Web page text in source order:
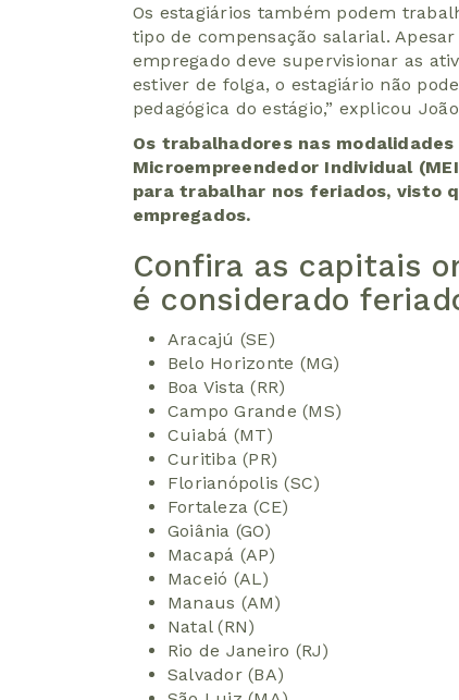
Os estagiários também podem
tipo de compensação salarial.
empregado deve supervisionar as
estiver de folga, o estagiário não
pedagógica do estágio,” explicou
Os trabalhadores nas
Microempreendedor Individual
para trabalhar nos feriados, visto
empregados.
Confira as capitais
é considerado
Aracajú (SE)
Belo Horizonte (MG)
Boa Vista (RR)
Campo Grande (MS)
Cuiabá (MT)
Curitiba (PR)
Florianópolis (SC)
Fortaleza (CE)
Goiânia (GO)
Macapá (AP)
Maceió (AL)
Manaus (AM)
Natal (RN)
Rio de Janeiro (RJ)
Salvador (BA)